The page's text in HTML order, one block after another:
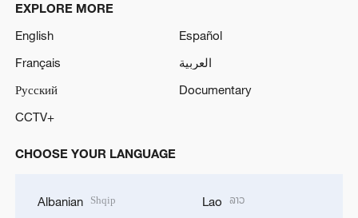
EXPLORE MORE
English
Español
Français
العربية
Русский
Documentary
CCTV+
CHOOSE YOUR LANGUAGE
Albanian Shqip Lao ລາວ